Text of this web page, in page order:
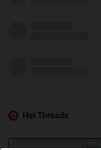
Hot Threads
Lihat